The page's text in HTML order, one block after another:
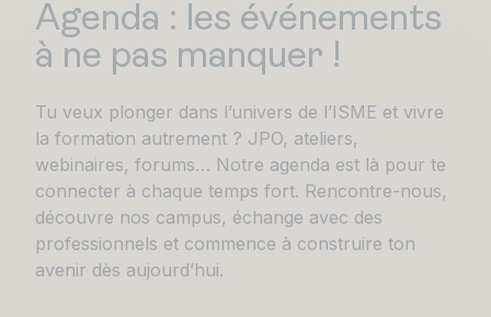
Agenda : les événements
à ne pas manquer !
Tu veux plonger dans l’univers de l’ISME et vivre
la formation autrement ? JPO, ateliers,
webinaires, forums… Notre agenda est là pour te
connecter à chaque temps fort. Rencontre-nous,
découvre nos campus, échange avec des
professionnels et commence à construire ton
avenir dès aujourd’hui.